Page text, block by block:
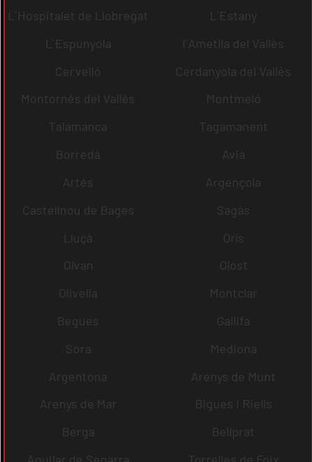
L´Hospitalet de Llobregat
L´Estany
L´Espunyola
l´Ametlla del Vallès
Cervelló
Cerdanyola del Vallès
Montornès del Vallès
Montmeló
Talamanca
Tagamanent
Borredà
Avià
Artés
Argençola
Castellnou de Bages
Sagàs
Lluçà
Orís
Olvan
Olost
Olivella
Montclar
Begues
Gallifa
Sora
Mediona
Argentona
Arenys de Munt
Arenys de Mar
Bigues i Riells
Berga
Bellprat